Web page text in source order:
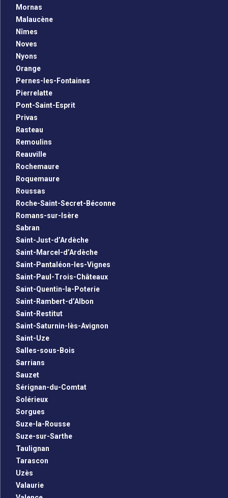
Mornas
Malaucène
Nîmes
Noves
Nyons
Orange
Pernes-les-Fontaines
Pierrelatte
Pont-Saint-Esprit
Privas
Rasteau
Remoulins
Reauville
Rochemaure
Roquemaure
Roussas
Roche-Saint-Secret-Béconne
Romans-sur-Isère
Sabran
Saint-Just-d’Ardèche
Saint-Marcel-d’Ardèche
Saint-Pantaléon-les-Vignes
Saint-Paul-Trois-Châteaux
Saint-Quentin-la-Poterie
Saint-Rambert-d’Albon
Saint-Restitut
Saint-Saturnin-lès-Avignon
Saint-Uze
Salles-sous-Bois
Sarrians
Sauzet
Sérignan-du-Comtat
Solérieux
Sorgues
Suze-la-Rousse
Suze-sur-Sarthe
Taulignan
Tarascon
Uzès
Valaurie